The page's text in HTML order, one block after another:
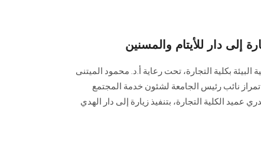
دار للأيتام والمسنين
بكلية التجارة، تحت رعاية أ.د. محمود الميتنى
نائب رئيس الجامعة لشئون خدمة المجتمع
عميد الكلية التجارة، بتنفيذ زيارة إلى دار الهدي